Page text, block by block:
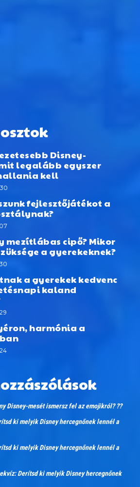
Disney-
legalább egyszer
kell
fejlesztőjátékot a
mezítlábas cipő? Mikor
a gyerekeknek?
a gyerekek kedvenc
kaland
harmónia a
Disney-mesét ismersz fel az emojikról? ??
ki melyik Disney hercegnőnek lennél a
ki melyik Disney hercegnőnek lennél a
Derítsd ki melyik Disney hercegnőnek